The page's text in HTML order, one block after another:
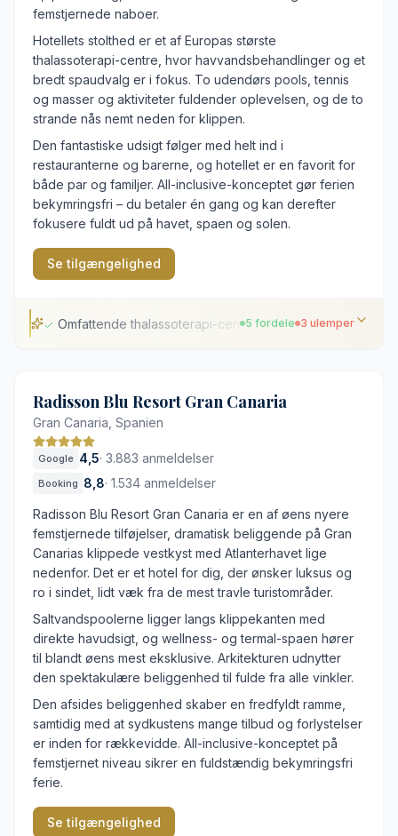
femstjernede naboer.
Hotellets stolthed er et af Europas største
thalassoterapi-centre, hvor havvandsbehandlinger og et
bredt spaudvalg er i fokus. To udendørs pools, tennis
og masser og aktiviteter fuldender oplevelsen, og de to
strande nås nemt neden for klippen.
Den fantastiske udsigt følger med helt ind i
restauranterne og barerne, og hotellet er en favorit for
både par og familjer. All-inclusive-konceptet gør ferien
bekymringsfri – du betaler én gang og kan derefter
fokusere fuldt ud på havet, spaen og solen.
Se tilgængelighed
Omfattende thalassoterapi-center5 fordele 3 ulemper
Dramatisk beliggenhed på en klippetop
Høj standard for renlighed
Værtskab i topklasse
Ideel placering mellem to strande
All-inclusive med begrænsninger
Kamp om liggestolene i højsæsonen
Radisson Blu Resort Gran Canaria
Gran Canaria, Spanien
Google 4,5· 3.883 anmeldelser
Booking 8,8· 1.534 anmeldelser
Radisson Blu Resort Gran Canaria er en af øens nyere
femstjernede tilføjelser, dramatisk beliggende på Gran
Canarias klippede vestkyst med Atlanterhavet lige
nedenfor. Det er et hotel for dig, der ønsker luksus og
ro i sindet, lidt væk fra de mest travle turistområder.
Saltvandspoolerne ligger langs klippekanten med
direkte havudsigt, og wellness- og termal-spaen hører
til blandt øens mest eksklusive. Arkitekturen udnytter
den spektakulære beliggenhed til fulde fra alle vinkler.
Den afsides beliggenhed skaber en fredfyldt ramme,
samtidig med at sydkustens mange tilbud og forlystelser
er inden for rækkevidde. All-inclusive-konceptet på
femstjernet niveau sikrer en fuldstændig bekymringsfri
ferie.
Se tilgængelighed